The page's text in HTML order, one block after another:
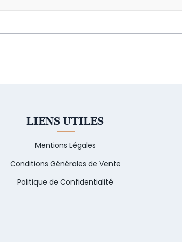
LIENS UTILES
Mentions Légales
Conditions Générales de Vente
Politique de Confidentialité